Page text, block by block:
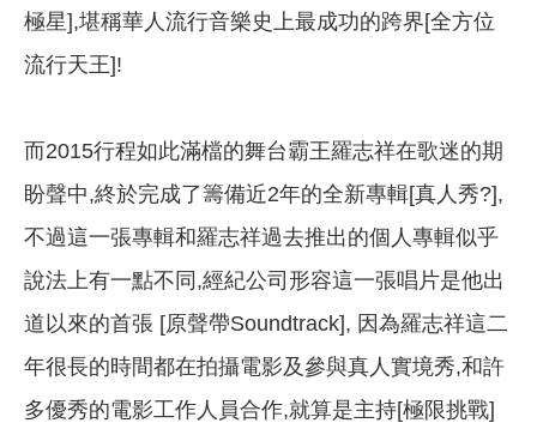
極星],堪稱華人流行音樂史上最成功的跨界[全方位
流行天王]!
而2015行程如此滿檔的舞台霸王羅志祥在歌迷的期
盼聲中,終於完成了籌備近2年的全新專輯[真人秀?],
不過這一張專輯和羅志祥過去推出的個人專輯似乎
說法上有一點不同,經紀公司形容這一張唱片是他出
道以來的首張 [原聲帶Soundtrack], 因為羅志祥這二
年很長的時間都在拍攝電影及參與真人實境秀,和許
多優秀的電影工作人員合作,就算是主持[極限挑戰]